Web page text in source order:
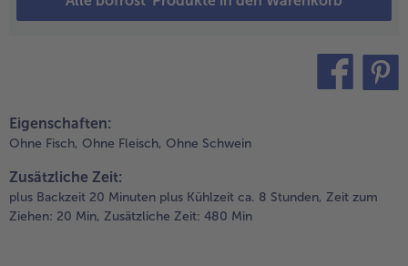
etwa
vom
ziehen
Eigenschaften:
Ohne Fisch, Ohne Fleisch, Ohne Schwein
Zusätzliche Zeit:
plus Backzeit 20 Minuten plus Kühlzeit ca. 8 Stunden, Zeit zum
Ziehen: 20 Min, Zusätzliche Zeit: 480 Min